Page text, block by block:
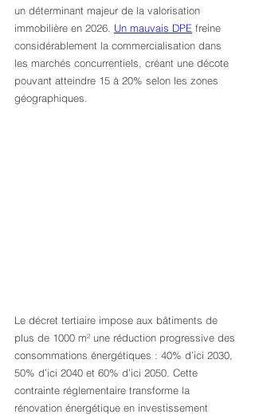
un déterminant majeur de la valorisation
immobilière en 2026. Un mauvais DPE freine
considérablement la commercialisation dans
les marchés concurrentiels, créant une décote
pouvant atteindre 15 à 20% selon les zones
géographiques.
Le décret tertiaire impose aux bâtiments de
plus de 1000 m² une réduction progressive des
consommations énergétiques : 40% d’ici 2030,
50% d’ici 2040 et 60% d’ici 2050. Cette
contrainte réglementaire transforme la
rénovation énergétique en investissement